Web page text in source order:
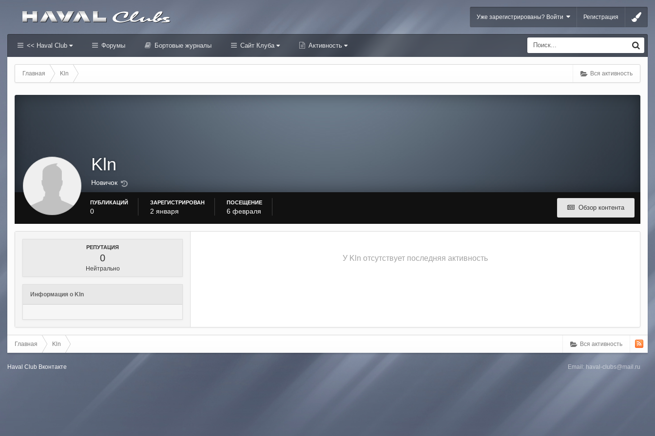
Уже зарегистрированы? Войти Регистрация
<< Haval Club Форумы Бортовые журналы Сайт Клуба Активность
Вся активность
Главная Kln
Kln
Новичок
Обзор контента
ПУБЛИКАЦИЙ
0
ЗАРЕГИСТРИРОВАН
2 января
ПОСЕЩЕНИЕ
6 февраля
РЕПУТАЦИЯ
0
Нейтрально
Информация о Kln
У Kln отсутствует последняя активность
Вся активность
Главная Kln
Haval Club Вконтакте Email: haval-clubs@mail.ru